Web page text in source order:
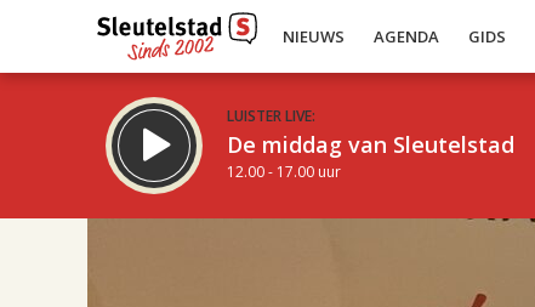
NIEUWS AGENDA GIDS
LUISTER LIVE:
De middag van Sleutelstad
12.00 - 17.00 uur